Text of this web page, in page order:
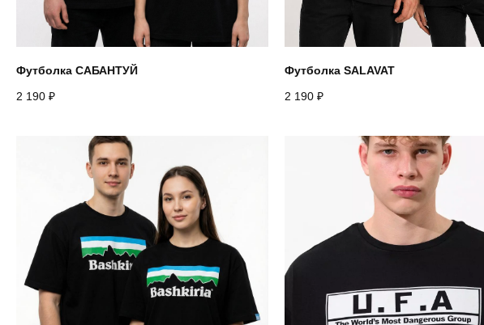
Футболка САБАНТУЙ
2 190 ₽
Футболка SALAVAT
2 190 ₽